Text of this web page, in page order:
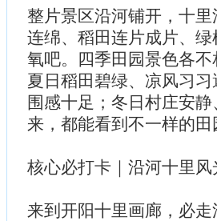
整片景区沿河铺开，十
连绵、稻田连片成片、
氧吧。四季田园景色各
夏日稻田碧绿、凉风习
围感十足；冬日村庄安
来，都能看到不一样的
核心必打卡｜沿河十里
来到开阳十里画廊，必